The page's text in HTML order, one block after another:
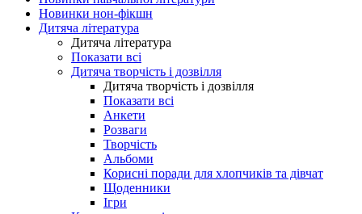
Новинки нон-фікшн
Дитяча література
Дитяча література
Показати всі
Дитяча творчість і дозвілля
Дитяча творчість і дозвілля
Показати всі
Анкети
Розваги
Творчість
Альбоми
Корисні поради для хлопчиків та дівчат
Щоденники
Ігри